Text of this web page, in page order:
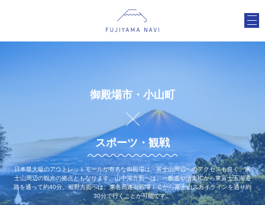
御殿場市・小山町
スポーツ・観戦
日本最大級のアウトレットモールが有名な御殿場は、富士山周辺へのアクセスも良く、富
士山周辺の観光の拠点ともなります。山中湖方面へは、一般道や須走ICから東富士五湖道
路を通って約40分、裾野方面へは、東名高速御殿場ＩＣから富士山スカイラインを通り約
30分で行くことが可能です。